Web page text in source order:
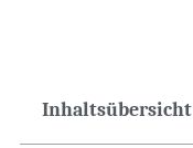
Inhaltsübersicht